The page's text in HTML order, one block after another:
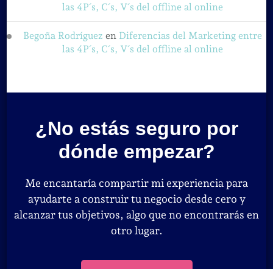
las 4P´s, C´s, V´s del offline al online
Begoña Rodríguez en Diferencias del Marketing entre
las 4P´s, C´s, V´s del offline al online
¿No estás seguro por
dónde empezar?
Me encantaría compartir mi experiencia para
ayudarte a construir tu negocio desde cero y
alcanzar tus objetivos, algo que no encontrarás en
otro lugar.